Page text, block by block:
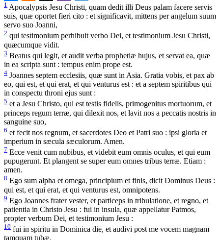
1 Apocalypsis Jesu Christi, quam dedit illi Deus palam facere servis
suis, quæ oportet fieri cito : et significavit, mittens per angelum suum
servo suo Joanni,
2 qui testimonium perhibuit verbo Dei, et testimonium Jesu Christi,
quæcumque vidit.
3 Beatus qui legit, et audit verba prophetiæ hujus, et servat ea, quæ
in ea scripta sunt : tempus enim prope est.
4 Joannes septem ecclesiis, quæ sunt in Asia. Gratia vobis, et pax ab
eo, qui est, et qui erat, et qui venturus est : et a septem spiritibus qui
in conspectu throni ejus sunt :
5 et a Jesu Christo, qui est testis fidelis, primogenitus mortuorum, et
princeps regum terræ, qui dilexit nos, et lavit nos a peccatis nostris in
sanguine suo,
6 et fecit nos regnum, et sacerdotes Deo et Patri suo : ipsi gloria et
imperium in sæcula sæculorum. Amen.
7 Ecce venit cum nubibus, et videbit eum omnis oculus, et qui eum
pupugerunt. Et plangent se super eum omnes tribus terræ. Etiam :
amen.
8 Ego sum alpha et omega, principium et finis, dicit Dominus Deus :
qui est, et qui erat, et qui venturus est, omnipotens.
9 Ego Joannes frater vester, et particeps in tribulatione, et regno, et
patientia in Christo Jesu : fui in insula, quæ appellatur Patmos,
propter verbum Dei, et testimonium Jesu :
10 fui in spiritu in Dominica die, et audivi post me vocem magnam
tamquam tubæ,